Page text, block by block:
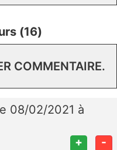
(16)
COMMENTAIRE.
08/02/2021 à
+ -